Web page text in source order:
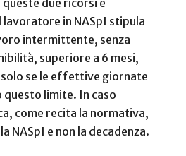
lavoratore in NASpI stipula
intermittente, senza
superiore a 6 mesi,
se le effettive giornate
limite. In caso
come recita la normativa,
NASpI e non la decadenza.